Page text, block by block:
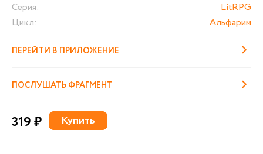
Серия:
LitRPG
Цикл:
Альфарим
ПЕРЕЙТИ В ПРИЛОЖЕНИЕ
ПОСЛУШАТЬ ФРАГМЕНТ
319 ₽ Купить